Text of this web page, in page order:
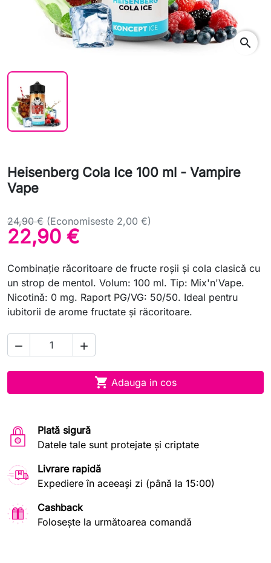
search
Heisenberg Cola Ice 100 ml - Vampire
Vape
24,90 € (Economiseste 2,00 €)
22,90 €
Combinație răcoritoare de fructe roșii și cola clasică cu
un strop de mentol. Volum: 100 ml. Tip: Mix'n'Vape.
Nicotină: 0 mg. Raport PG/VG: 50/50. Ideal pentru
iubitorii de arome fructate și răcoritoare.
 
 Adauga in cos
Plată sigură
Datele tale sunt protejate și criptate
Livrare rapidă
Expediere în aceeași zi (până la 15:00)
Cashback
Folosește la următoarea comandă